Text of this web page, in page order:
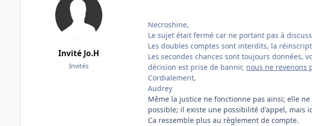
Invité Jo.H
Invités
Necroshine,
Le sujet était fermé car ne portant pas à
Les doubles comptes sont interdits, la
Les secondes chances sont toujours données,
décision est prise de bannir, nous ne revenons
Cordialement,
Audrey
Même la justice ne fonctionne pas ainsi; elle
possible; il existe une possibilité d'appel, mais
Ca ressemble plus au règlement de compte.